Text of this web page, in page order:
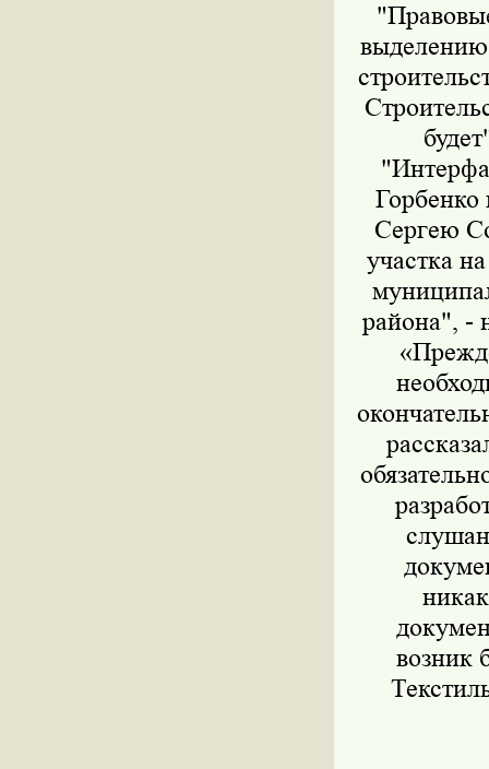
выделению
Горбенко
Сергею
участка
района", -
возник